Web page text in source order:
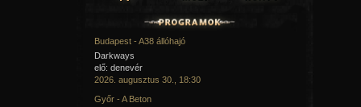
Budapest - A38 állóhajó
Darkways
elő: denevér
2026. augusztus 30., 18:30
Győr - A Beton